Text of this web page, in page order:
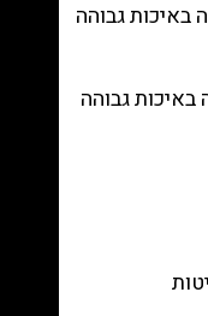
מצופה באיכות גבוהה
מצופה באיכות גבוהה